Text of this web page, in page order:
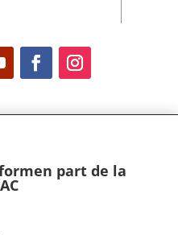
part de la